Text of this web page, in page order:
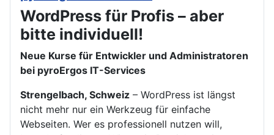
WordPress für Profis – aber
bitte individuell!
Neue Kurse für Entwickler und Administratoren
bei pyroErgos IT-Services
Strengelbach, Schweiz – WordPress ist längst
nicht mehr nur ein Werkzeug für einfache
Webseiten. Wer es professionell nutzen will,